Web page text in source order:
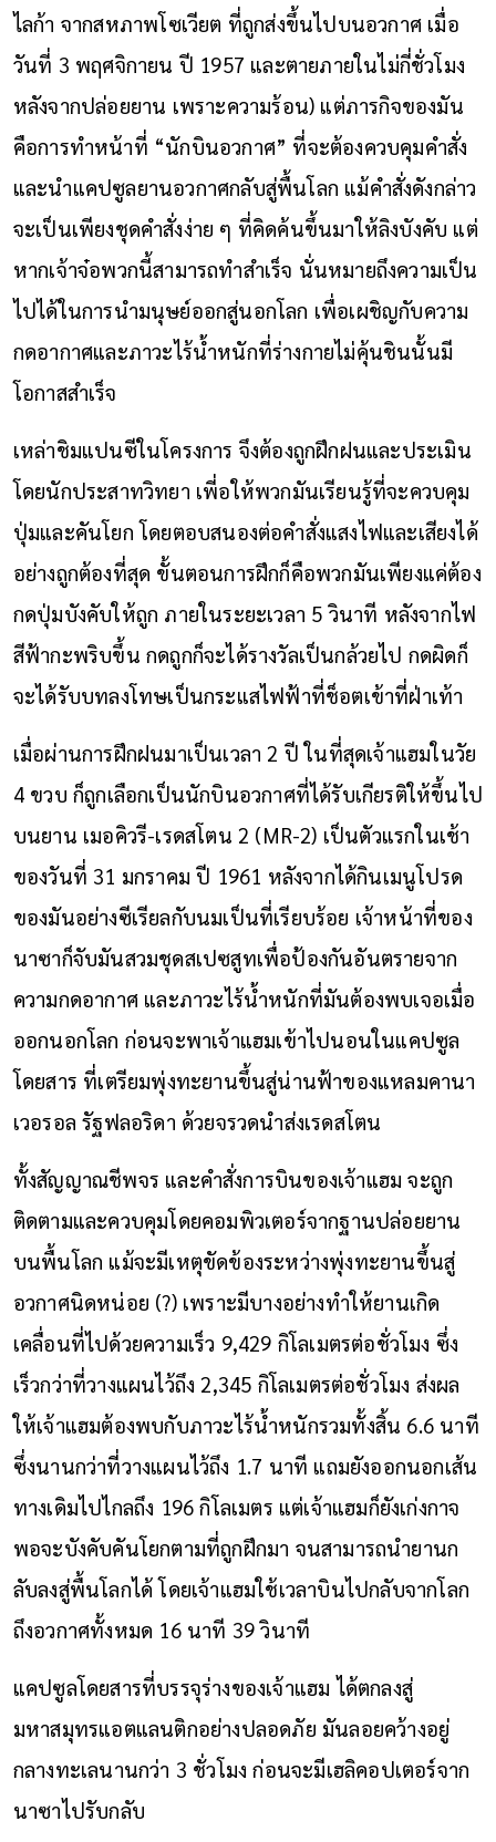
ไลก้า จากสหภาพโซเวียต ที่ถูกส่งขึ้นไปบนอวกาศ เมื่อ
วันที่ 3 พฤศจิกายน ปี 1957 และตายภายในไม่กี่ชั่วโมง
หลังจากปล่อยยาน เพราะความร้อน) แต่ภารกิจของมัน
คือการทำหน้าที่ “นักบินอวกาศ” ที่จะต้องควบคุมคำสั่ง
และนำแคปซูลยานอวกาศกลับสู่พื้นโลก แม้คำสั่งดังกล่าว
จะเป็นเพียงชุดคำสั่งง่าย ๆ ที่คิดค้นขึ้นมาให้ลิงบังคับ แต่
หากเจ้าจ๋อพวกนี้สามารถทำสำเร็จ นั่นหมายถึงความเป็น
ไปได้ในการนำมนุษย์ออกสู่นอกโลก เพื่อเผชิญกับความ
กดอากาศและภาวะไร้น้ำหนักที่ร่างกายไม่คุ้นชินนั้นมี
โอกาสสำเร็จ
เหล่าชิมแปนซีในโครงการ จึงต้องถูกฝึกฝนและประเมิน
โดยนักประสาทวิทยา เพี่อให้พวกมันเรียนรู้ที่จะควบคุม
ปุ่มและคันโยก โดยตอบสนองต่อคำสั่งแสงไฟและเสียงได้
อย่างถูกต้องที่สุด ขั้นตอนการฝึกก็คือพวกมันเพียงแค่ต้อง
กดปุ่มบังคับให้ถูก ภายในระยะเวลา 5 วินาที หลังจากไฟ
สีฟ้ากะพริบขึ้น กดถูกก็จะได้รางวัลเป็นกล้วยไป กดผิดก็
จะได้รับบทลงโทษเป็นกระแสไฟฟ้าที่ช็อตเข้าที่ฝ่าเท้า
เมื่อผ่านการฝึกฝนมาเป็นเวลา 2 ปี ในที่สุดเจ้าแฮมในวัย
4 ขวบ ก็ถูกเลือกเป็นนักบินอวกาศที่ได้รับเกียรติให้ขึ้นไป
บนยาน เมอคิวรี-เรดสโตน 2 (MR-2) เป็นตัวแรกในเช้า
ของวันที่ 31 มกราคม ปี 1961 หลังจากได้กินเมนูโปรด
ของมันอย่างซีเรียลกับนมเป็นที่เรียบร้อย เจ้าหน้าที่ของ
นาซาก็จับมันสวมชุดสเปซสูทเพื่อป้องกันอันตรายจาก
ความกดอากาศ และภาวะไร้น้ำหนักที่มันต้องพบเจอเมื่อ
ออกนอกโลก ก่อนจะพาเจ้าแฮมเข้าไปนอนในแคปซูล
โดยสาร ที่เตรียมพุ่งทะยานขึ้นสู่น่านฟ้าของแหลมคานา
เวอรอล รัฐฟลอริดา ด้วยจรวดนำส่งเรดสโตน
ทั้งสัญญาณชีพจร และคำสั่งการบินของเจ้าแฮม จะถูก
ติดตามและควบคุมโดยคอมพิวเตอร์จากฐานปล่อยยาน
บนพื้นโลก แม้จะมีเหตุขัดข้องระหว่างพุ่งทะยานขึ้นสู่
อวกาศนิดหน่อย (?) เพราะมีบางอย่างทำให้ยานเกิด
เคลื่อนที่ไปด้วยความเร็ว 9,429 กิโลเมตรต่อชั่วโมง ซึ่ง
เร็วกว่าที่วางแผนไว้ถึง 2,345 กิโลเมตรต่อชั่วโมง ส่งผล
ให้เจ้าแฮมต้องพบกับภาวะไร้น้ำหนักรวมทั้งสิ้น 6.6 นาที
ซึ่งนานกว่าที่วางแผนไว้ถึง 1.7 นาที แถมยังออกนอกเส้น
ทางเดิมไปไกลถึง 196 กิโลเมตร แต่เจ้าแฮมก็ยังเก่งกาจ
พอจะบังคับคันโยกตามที่ถูกฝึกมา จนสามารถนำยานก
ลับลงสู่พื้นโลกได้ โดยเจ้าแฮมใช้เวลาบินไปกลับจากโลก
ถึงอวกาศทั้งหมด 16 นาที 39 วินาที
แคปซูลโดยสารที่บรรจุร่างของเจ้าแฮม ได้ตกลงสู่
มหาสมุทรแอตแลนติกอย่างปลอดภัย มันลอยคว้างอยู่
กลางทะเลนานกว่า 3 ชั่วโมง ก่อนจะมีเฮลิคอปเตอร์จาก
นาซาไปรับกลับ